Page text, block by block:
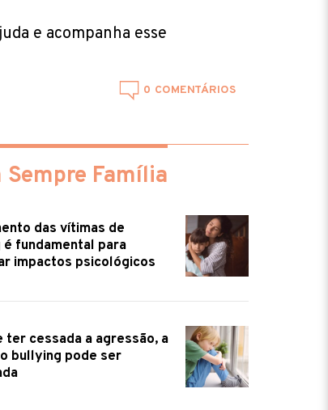
e acompanha esse
0
Sempre Família
das vítimas de
fundamental para
impactos psicológicos
ter cessada a agressão, a
bullying pode ser